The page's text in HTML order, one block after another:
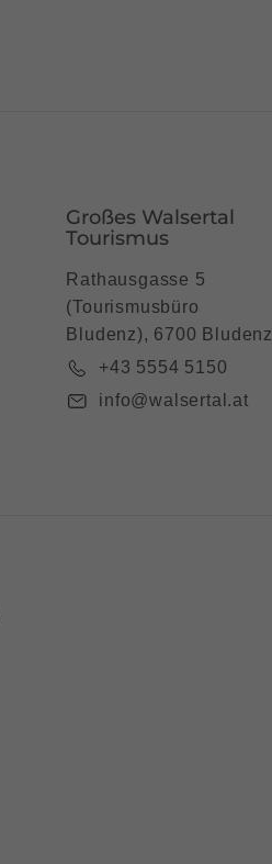
Großes Walsertal
Tourismus
Rathausgasse 5
(Tourismusbüro
Bludenz), 6700 Bludenz
+43 5554 5150
info@walsertal.at